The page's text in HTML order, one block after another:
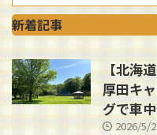
新着記事
【北海
厚田キ
グで車
2026/5/